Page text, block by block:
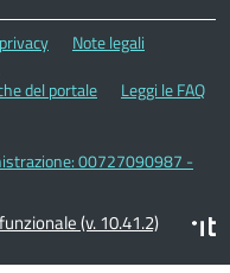
Note legali
del portale
Leggi le FAQ
00727090987 -
(v. 10.41.2)